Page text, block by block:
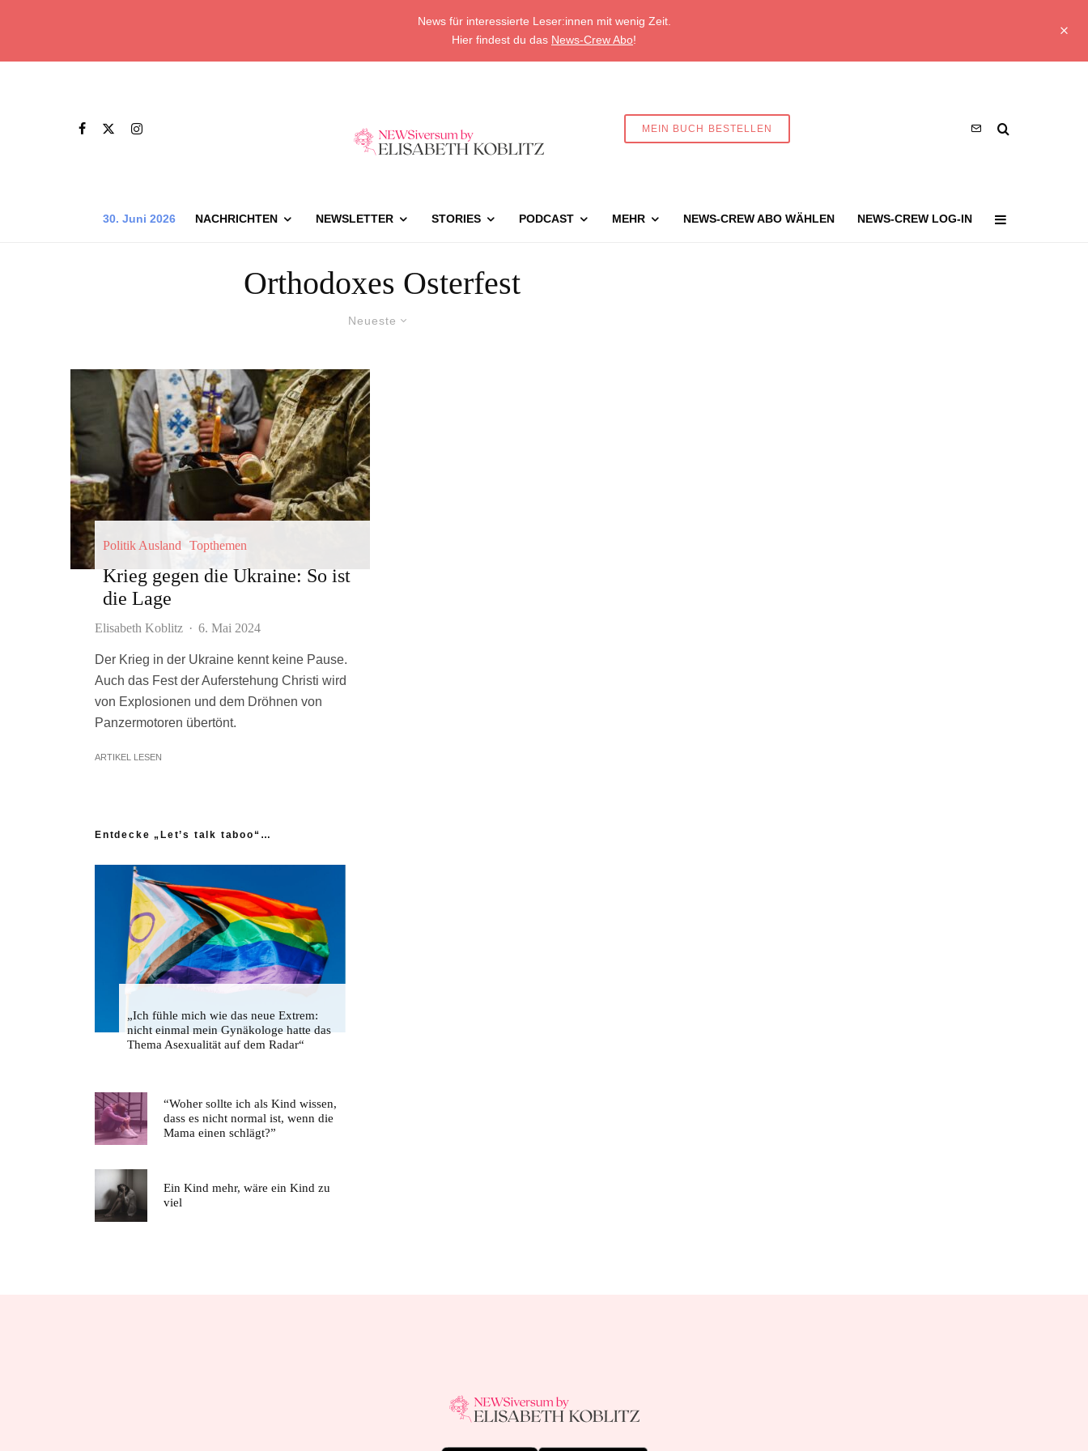
News für interessierte Leser:innen mit wenig Zeit.
Hier findest du das News-Crew Abo!
MEIN BUCH BESTELLEN
30. Juni 2026 NACHRICHTEN NEWSLETTER STORIES PODCAST MEHR NEWS-CREW ABO WÄHLEN NEWS-CREW LOG-IN
Orthodoxes Osterfest
Neueste
Politik Ausland Topthemen
Krieg gegen die Ukraine: So ist
die Lage
Elisabeth Koblitz · 6. Mai 2024
Der Krieg in der Ukraine kennt keine Pause.
Auch das Fest der Auferstehung Christi wird
von Explosionen und dem Dröhnen von
Panzermotoren übertönt.
ARTIKEL LESEN
Entdecke „Let’s talk taboo“…
„Ich fühle mich wie das neue Extrem:
nicht einmal mein Gynäkologe hatte das
Thema Asexualität auf dem Radar“
“Woher sollte ich als Kind wissen,
dass es nicht normal ist, wenn die
Mama einen schlägt?”
Ein Kind mehr, wäre ein Kind zu
viel